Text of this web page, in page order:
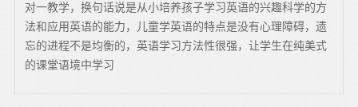
对一教学，换句话说是从小培养孩子学习英语的兴趣科学的方
法和应用英语的能力，儿童学英语的特点是没有心理障碍，遗
忘的进程不是均衡的，英语学习方法性很强，让学生在纯美式
的课堂语境中学习